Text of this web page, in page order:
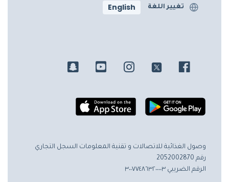
تغيير اللغة English
وصول الغذائية للاتصالات و تقنية المعلومات السجل التجاري
رقم 2052002870
الرقم الضريبي ٣٠٠٧٧٤٨٦٣٢٠٠٠٠٣